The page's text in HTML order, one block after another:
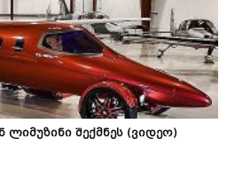
ლიმუზინი შექმნეს (ვიდეო)